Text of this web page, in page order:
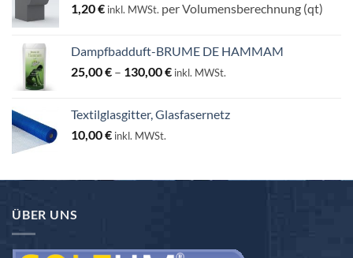
1,20€ inkl. MWSt. per Volumensberechnung (qt)
Dampfbadduft-BRUME DE HAMMAM
25,00€ – 130,00€Preisspanne:
130,00 €
inkl. MWSt.
Textilglasgitter, Glasfasernetz
10,00€ inkl. MWSt.
ÜBER UNS